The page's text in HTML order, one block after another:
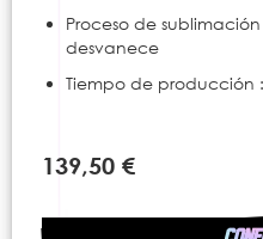
Proceso de
desvanece
Tiempo de producción
139,50 €